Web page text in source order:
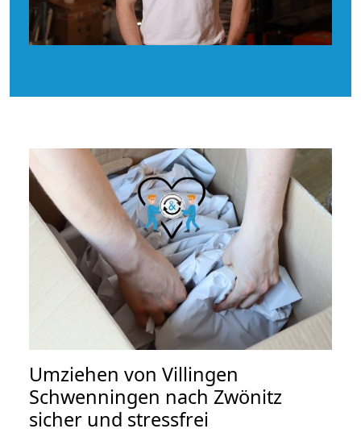
Umziehen von Villingen
Schwenningen nach Zwönitz
sicher und stressfrei